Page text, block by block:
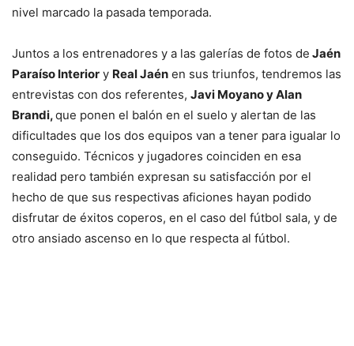
nivel marcado la pasada temporada.
Juntos a los entrenadores y a las galerías de fotos de Jaén
Paraíso Interior y Real Jaén en sus triunfos, tendremos las
entrevistas con dos referentes, Javi Moyano y Alan
Brandi,que ponen el balón en el suelo y alertan de las
dificultades que los dos equipos van a tener para igualar lo
conseguido. Técnicos y jugadores coinciden en esa
realidad pero también expresan su satisfacción por el
hecho de que sus respectivas aficiones hayan podido
disfrutar de éxitos coperos, en el caso del fútbol sala, y de
otro ansiado ascenso en lo que respecta al fútbol.